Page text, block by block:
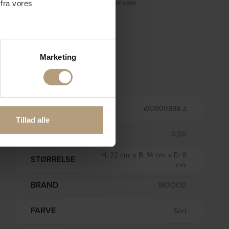
vores
oplysninger, du har givet
Marketing
Tillad alle
Prisgaranti på alle varer
Information
VARENR. WO800898-Z
VÆGT 0,00
STØRRELSE
H: 22 cm. x B: 14 cm. x D: 8
cm.
BRAND WOOOD
FARVE Sort